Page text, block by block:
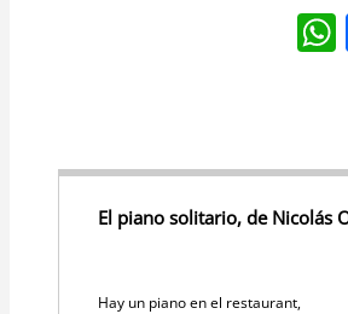
El piano solitario, de Nicolás
Hay un piano en el restaurant,